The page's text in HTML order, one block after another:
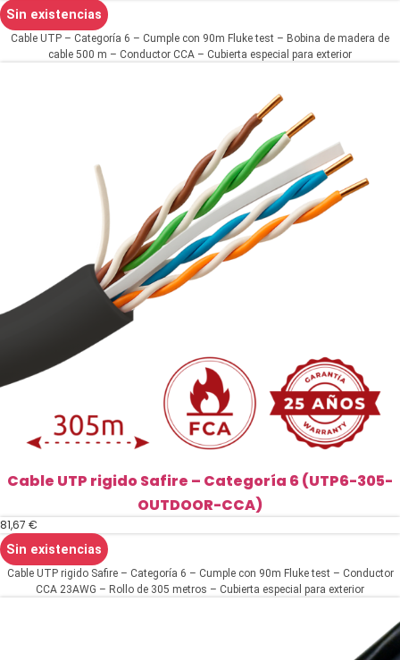
Sin existencias
Cable UTP – Categoría 6 – Cumple con 90m Fluke test – Bobina de madera de
cable 500 m – Conductor CCA – Cubierta especial para exterior
Cable UTP rigido Safire – Categoría 6 (UTP6-305-
OUTDOOR-CCA)
81,67 €
Sin existencias
Cable UTP rigido Safire – Categoría 6 – Cumple con 90m Fluke test – Conductor
CCA 23AWG – Rollo de 305 metros – Cubierta especial para exterior